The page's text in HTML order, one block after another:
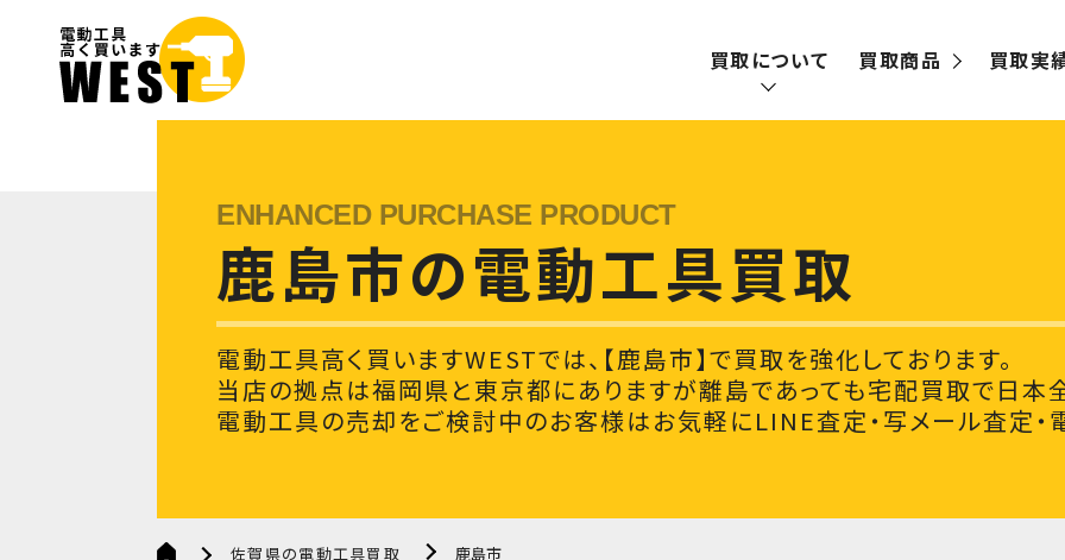
買取について
出張買取
買取商品 買取実
鹿島市の電動工具買取
電動工具高く買いますWESTでは、【鹿島市】で買取を強化しております。
当店の拠点は福岡県と東京都にありますが離島であっても宅配買取で日本
電動工具の売却をご検討中のお客様はお気軽にLINE査定・写メール査定・
佐賀県の電動工具買取 鹿島市